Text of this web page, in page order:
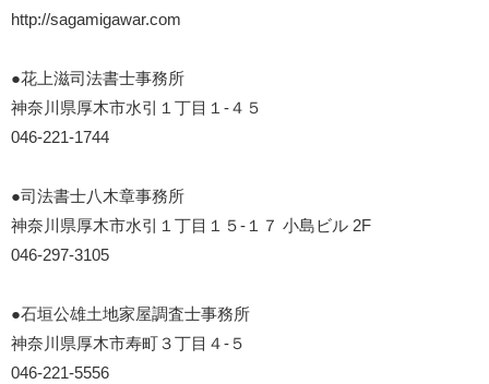
http://sagamigawar.com
●花上滋司法書士事務所
神奈川県厚木市水引１丁目１-４５
046-221-1744
●司法書士八木章事務所
神奈川県厚木市水引１丁目１５-１７ 小島ビル 2F
046-297-3105
●石垣公雄土地家屋調査士事務所
神奈川県厚木市寿町３丁目４-５
046-221-5556